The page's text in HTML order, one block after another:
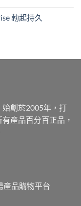
勃起持久
始創於2005年，打
產品百分百正品，
產品購物平台